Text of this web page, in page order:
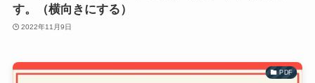
す。（横向きにする）
2022年11月9日
PDF